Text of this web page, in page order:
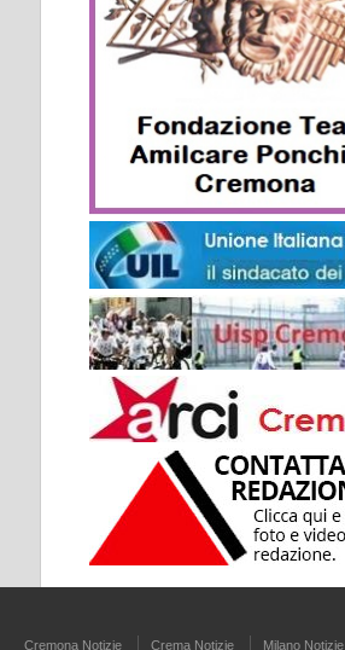
Cremona Notizie Crema Notizie Milano Notizie